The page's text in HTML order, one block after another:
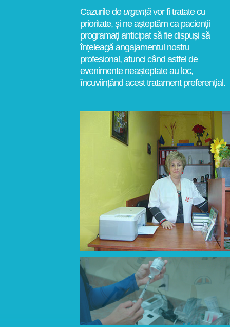
Cazurile deurgențăvor fi tratate cu
prioritate, și ne așteptăm ca pacienții
programați anticipat să fie dispuși să
înțeleagă angajamentul nostru
profesional, atunci când astfel de
evenimente neașteptate au loc,
încuviințând acest tratament preferențial.